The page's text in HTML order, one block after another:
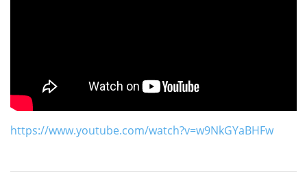
https://www.youtube.com/watch?v=w9NkGYaBHFw